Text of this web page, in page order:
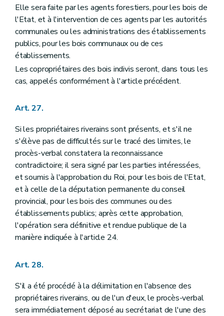
Elle sera faite par les agents forestiers, pour les bois de
l'Etat, et à l'intervention de ces agents par les autorités
communales ou les administrations des établissements
publics, pour les bois communaux ou de ces
établissements.
Les copropriétaires des bois indivis seront, dans tous les
cas, appelés conformément à l'article précédent.
Art. 27.
Si les propriétaires riverains sont présents, et s'il ne
s'élève pas de difficultés sur le tracé des limites, le
procès-verbal constatera la reconnaissance
contradictoire; il sera signé par les parties intéressées,
et soumis à l'approbation du Roi, pour les bois de l'Etat,
et à celle de la députation permanente du conseil
provincial, pour les bois des communes ou des
établissements publics; après cette approbation,
l'opération sera définitive et rendue publique de la
manière indiquée à l'article 24.
Art. 28.
S'il a été procédé à la délimitation en l'absence des
propriétaires riverains, ou de l'un d'eux, le procès-verbal
sera immédiatement déposé au secrétariat de l'une des